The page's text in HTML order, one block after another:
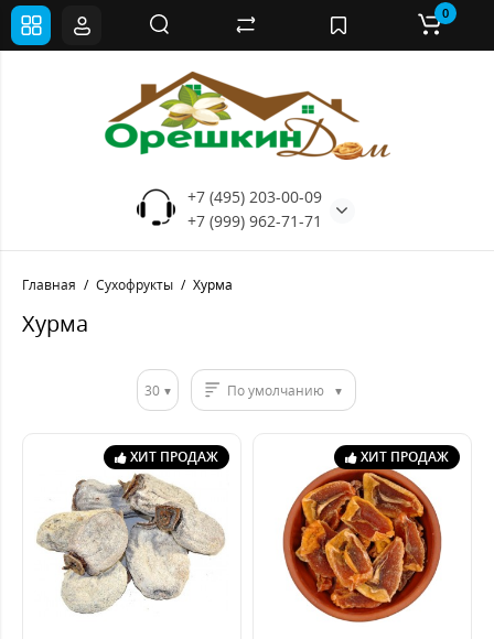
+7 (495) 203-00-09
+7 (999) 962-71-71
0
Главная Сухофрукты Хурма
Хурма
30 По умолчанию
ХИТ ПРОДАЖ ХИТ ПРОДАЖ